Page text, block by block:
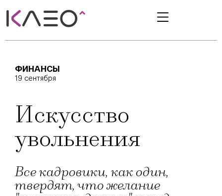
ФИНАНСЫ
19 сентября
Искусство
увольнения
Все кадровики, как один,
твердят, что желание